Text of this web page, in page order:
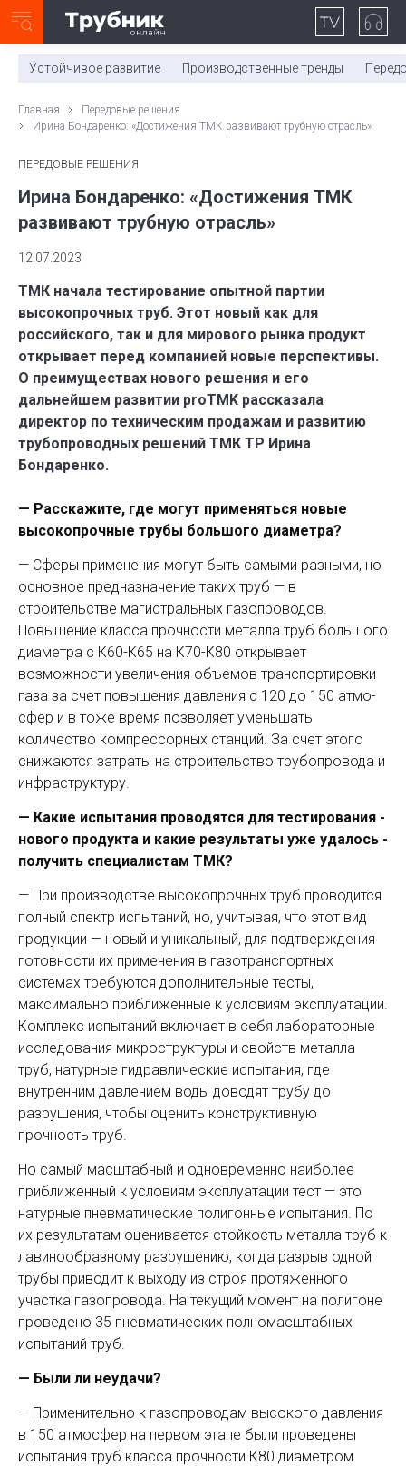
0:00/ 11:03
Устойчивое развитие Производственные тренды
Главная
Передовые решения
Ирина Бондаренко: «Достижения ТМК развивают трубную отрасль»
ПЕРЕДОВЫЕ РЕШЕНИЯ
Ирина Бондаренко: «Достижения ТМК
развивают трубную отрасль»
12.07.2023
ТМК начала тестирование опытной партии
высокопрочных труб. Этот новый как для
российского, так и для мирового рынка продукт
открывает перед компанией новые перспективы.
О преимуществах нового решения и его
дальнейшем развитии proTMK рассказала
директор по техническим продажам и развитию
трубопроводных решений ТМК ТР Ирина
Бондаренко.
— Расскажите, где могут применяться новые
высокопрочные трубы большого диаметра?
— Сферы применения могут быть самыми разными, но
основное предназначение таких труб — в
строительстве магистральных газопроводов.
Повышение класса прочности металла труб большого
диаметра с К60-К65 на К70-К80 открывает
возможности увеличения объемов транспортировки
газа за счет повышения давления с 120 до 150 атмо­
сфер и в тоже время позволяет уменьшать
количество компрессорных станций. За счет этого
снижаются затраты на строительство трубопровода и
инфраструктуру.
— Какие испытания проводятся для тестирования ­
нового продукта и какие результаты уже удалось ­
получить специалистам ТМК?
— При производстве высокопрочных труб проводится
полный спектр испытаний, но, учитывая, что этот вид
продукции — новый и уникальный, для подтверждения
готовности их применения в газотранспортных
системах требуются дополнительные тесты,
максимально приближенные к условиям эксплуатации.
Комплекс испытаний включает в себя лабораторные
исследования микроструктуры и свой­ств металла
труб, натурные гидравлические испытания, где
внутренним давлением воды доводят трубу до
разрушения, чтобы оценить конструктивную
прочность труб.
Но самый масштабный и одновременно наиболее
приближенный к условиям эксплуатации тест — это
натурные пневматические полигонные испытания. По
их результатам оценивается стойкость металла труб к
лавино­образному разрушению, когда разрыв одной
трубы приводит к выходу из строя протяженного
участка газопровода. На текущий момент на полигоне
проведено 35 пневматических полномасштабных
испытаний труб.
— Были ли неудачи?
— Применительно к газопроводам высокого давления
в 150 атмосфер на первом этапе были проведены
испытания труб класса прочности К80 диаметром